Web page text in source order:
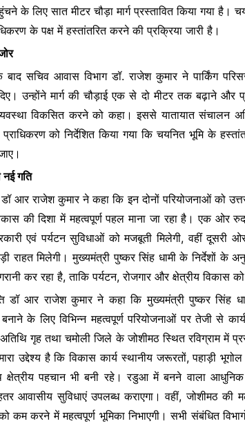
के लिए सात मीटर चौड़ा मार्ग प्रस्तावित किया गया है।
के पक्ष में हस्तांतरित करने की प्रक्रिया जारी है।
बाद सचिव आवास विभाग डॉ. राजेश कुमार ने पार्किंग
उन्होंने मार्ग की चौड़ाई एक से दो मीटर तक बढ़ाने और
विकसित करने को कहा। इससे यातायात संचालन
को निर्देशित किया गया कि चयनित भूमि के
गति
आर राजेश कुमार ने कहा कि इन दोनों परियोजनाओं को
की दिशा में महत्वपूर्ण पहल माना जा रहा है। एक ओर
एवं पर्यटन सुविधाओं को मजबूती मिलेगी, वहीं दूसरी
राहत मिलेगी। मुख्यमंत्री पुष्कर सिंह धामी के निर्देशों के
कर रहा है, ताकि पर्यटन, रोजगार और क्षेत्रीय विकास
डॉ आर राजेश कुमार ने कहा कि मुख्यमंत्री पुष्कर सिंह
के लिए विभिन्न महत्वपूर्ण परियोजनाओं पर तेजी से
गृह तथा चमोली जिले के जोशीमठ स्थित रविग्राम में
उद्देश्य है कि विकास कार्य स्थानीय जरूरतों, पहाड़ी
पहचान भी बनी रहे। रडुआ में बनने वाला आधुनिक
आवासीय सुविधाएं उपलब्ध कराएगा। वहीं, जोशीमठ
को कम करने में महत्वपूर्ण भूमिका निभाएगी। सभी संबंधित